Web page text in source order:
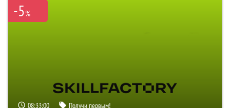
-5%
08:32:59 Получи первым!